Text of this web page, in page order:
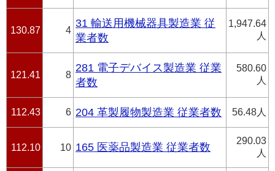
130.87 4
31 輸送用機械器具製造業 従
業者数
1,947.64
人
121.41 8
281 電子デバイス製造業 従業
者数
580.60
人
112.43 6 204 革製履物製造業 従業者数 56.48人
112.10 10 165 医薬品製造業 従業者数
290.03
人